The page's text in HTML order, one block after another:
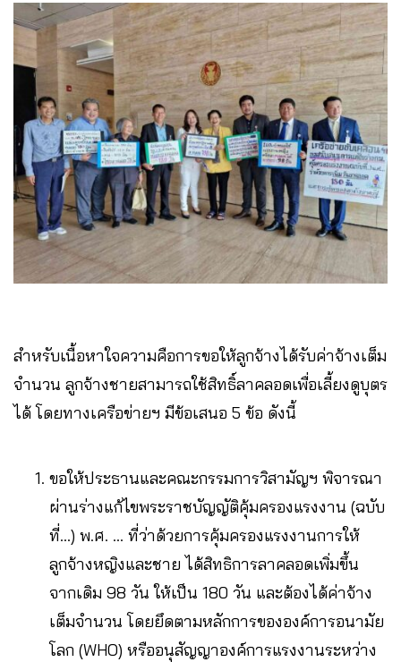
สำหรับเนื้อหาใจความคือการขอให้ลูกจ้างได้รับค่าจ้างเต็ม
จำนวน ลูกจ้างชายสามารถใช้สิทธิ์ลาคลอดเพื่อเลี้ยงดูบุตร
ได้ โดยทางเครือข่ายฯ มีข้อเสนอ 5 ข้อ ดังนี้
ขอให้ประธานและคณะกรรมการวิสามัญฯ พิจารณา
ผ่านร่างแก้ไขพระราชบัญญัติคุ้มครองแรงงาน (ฉบับ
ที่…) พ.ศ. … ที่ว่าด้วยการคุ้มครองแรงงานการให้
ลูกจ้างหญิงและชาย ได้สิทธิการลาคลอดเพิ่มขึ้น
จากเดิม 98 วัน ให้เป็น 180 วัน และต้องได้ค่าจ้าง
เต็มจำนวน โดยยึดตามหลักการขององค์การอนามัย
โลก (WHO) หรืออนุสัญญาองค์การแรงงานระหว่าง